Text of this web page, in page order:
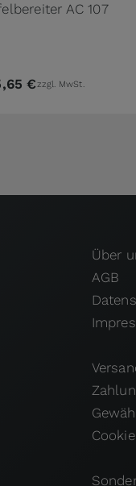
AC 107
€zzgl. MwSt.
Über
AGB